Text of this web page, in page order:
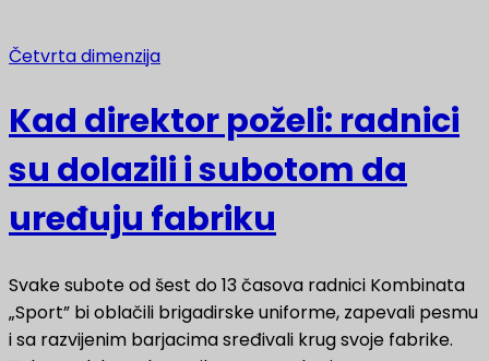
Četvrta dimenzija
Kad direktor poželi: radnici
su dolazili i subotom da
uređuju fabriku
Svake subote od šest do 13 časova radnici Kombinata
„Sport” bi oblačili brigadirske uniforme, zapevali pesmu
i sa razvijenim barjacima sređivali krug svoje fabrike.